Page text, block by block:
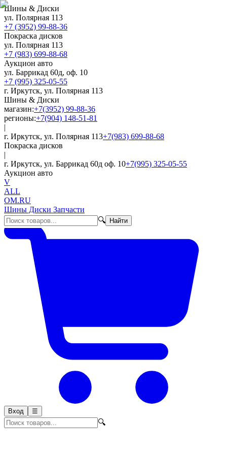
Шины & Диски
ул. Полярная 113
+7 (3952) 99-88-36
Покраска дисков
ул. Полярная 113
+7 (983) 699-88-68
Аукцион авто
ул. Баррикад 60д, оф. 10
+7 (995) 325-05-55
г. Иркутск, ул. Полярная 113
Шины & Диски
магазин:+7(3952) 99-88-36
регионы:+7(904) 148-51-81
|
г. Иркутск, ул. Полярная 113+7(983) 699-88-68
Покраска дисков
|
г. Иркутск, ул. Баррикад 60д оф. 10+7(995) 325-05-55
Аукцион авто
V
ALL
OM.RU
Шины Диски Запчасти
🔍
Найти
Вход ☰
🔍